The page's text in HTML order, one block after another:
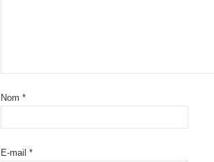
Nom *
E-mail *